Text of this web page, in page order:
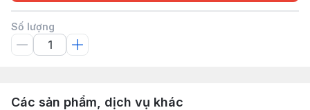
Số lượng
Các sản phẩm, dịch vụ khác